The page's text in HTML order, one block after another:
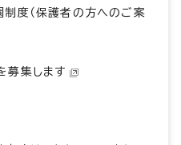
度（保護者の方へのご案
募集します